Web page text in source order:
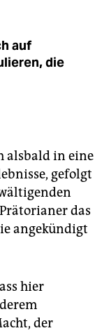
auf
die
alsbald in eine
gefolgt
das
angekündigt
hier
der